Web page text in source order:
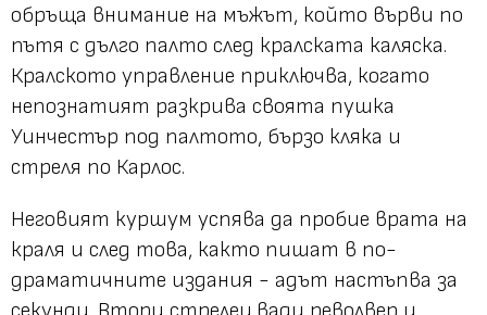
обръща внимание на мъжът, който върви по
пътя с дълго палто след кралската каляска.
Кралското управление приключва, когато
непознатият разкрива своята пушка
Уинчестър под палтото, бързо кляка и
стреля по Карлос.
Неговият куршум успява да пробие врата на
краля и след това, както пишат в по-
драматичните издания - адът настъпва за